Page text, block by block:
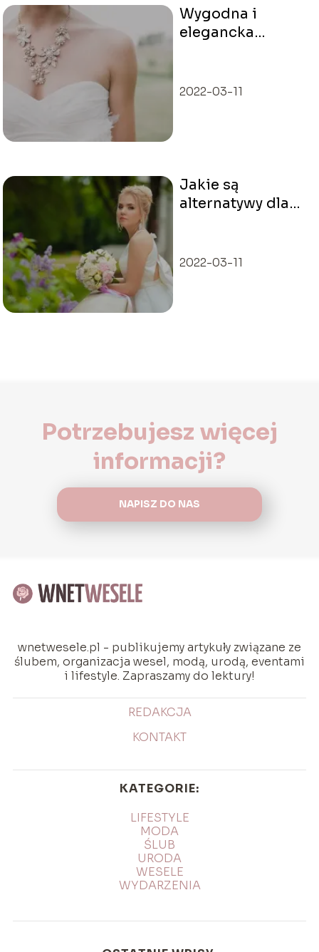
Wygodna i
elegancka
2022-03-11
Jakie są
alternatywy dla
2022-03-11
Potrzebujesz więcej
informacji?
NAPISZ DO NAS
wnetwesele.pl - publikujemy artykuły związane ze
ślubem, organizacja wesel, modą, urodą, eventami
i lifestyle. Zapraszamy do lektury!
REDAKCJA
KONTAKT
KATEGORIE:
LIFESTYLE
MODA
ŚLUB
URODA
WESELE
WYDARZENIA